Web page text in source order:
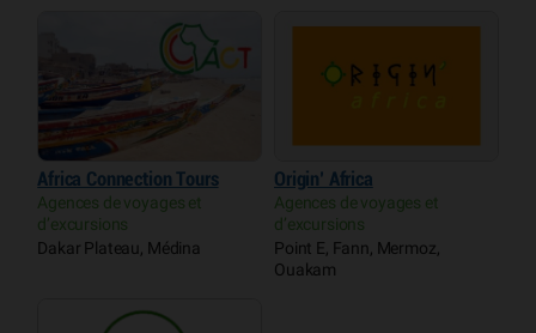
Africa Connection Tours
Agences de voyages et
d’excursions
Dakar Plateau, Médina
Origin’ Africa
Agences de voyages et
d’excursions
Point E, Fann, Mermoz,
Ouakam